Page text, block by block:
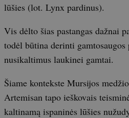
lūšies (lot. Lynx pardinus).
Vis dėlto šias pastangas dažnai
todėl būtina derinti gamtosaugos
nusikaltimus laukinei gamtai.
Šiame kontekste Mursijos
Artemisan tapo ieškovais
kaltinamą ispaninės lūšies